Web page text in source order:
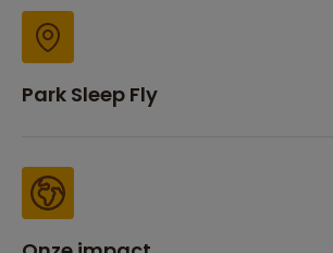
Park Sleep Fly